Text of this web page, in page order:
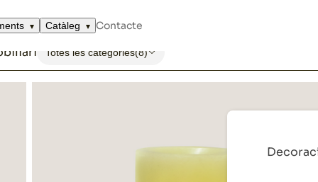
Catàleg Contacte
led
Totes les categories(8)